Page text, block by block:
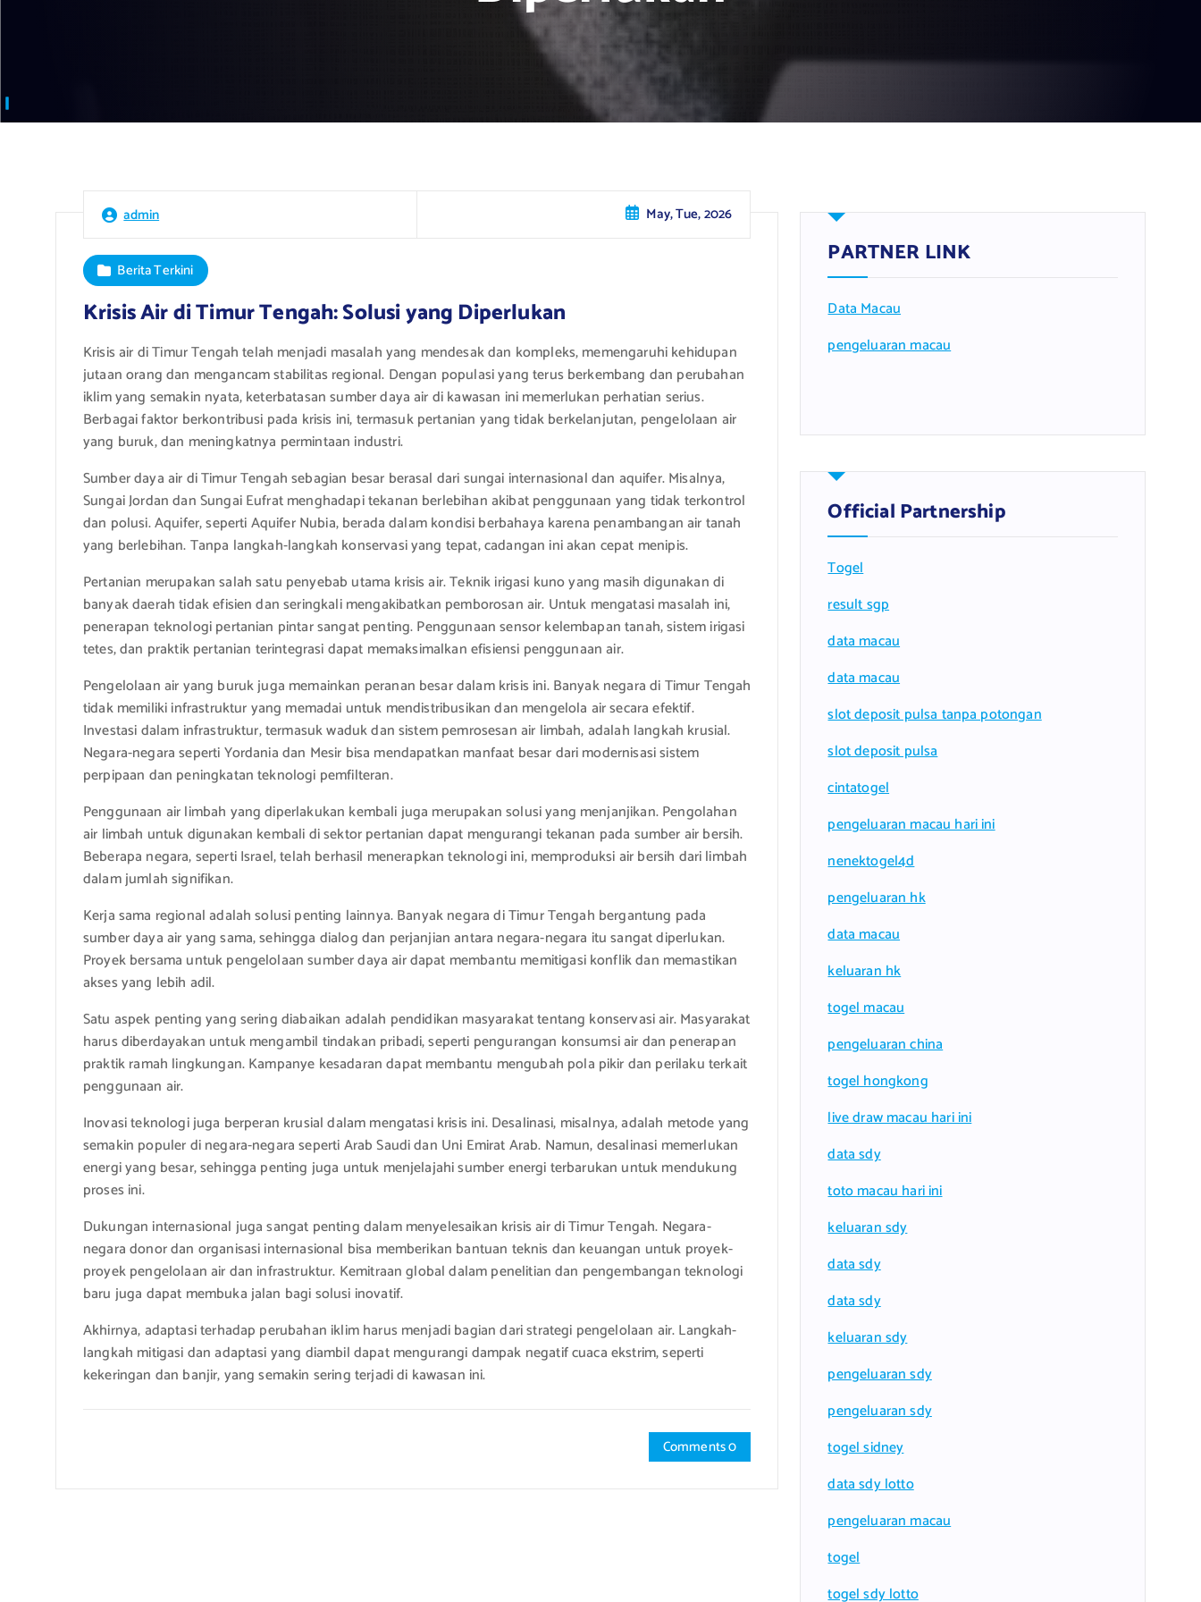
admin May, Tue, 2026
Berita Terkini
Krisis Air di Timur Tengah: Solusi yang Diperlukan
Krisis air di Timur Tengah telah menjadi masalah yang mendesak dan kompleks, memengaruhi kehidupan
jutaan orang dan mengancam stabilitas regional. Dengan populasi yang terus berkembang dan perubahan
iklim yang semakin nyata, keterbatasan sumber daya air di kawasan ini memerlukan perhatian serius.
Berbagai faktor berkontribusi pada krisis ini, termasuk pertanian yang tidak berkelanjutan, pengelolaan air
yang buruk, dan meningkatnya permintaan industri.
Sumber daya air di Timur Tengah sebagian besar berasal dari sungai internasional dan aquifer. Misalnya,
Sungai Jordan dan Sungai Eufrat menghadapi tekanan berlebihan akibat penggunaan yang tidak terkontrol
dan polusi. Aquifer, seperti Aquifer Nubia, berada dalam kondisi berbahaya karena penambangan air tanah
yang berlebihan. Tanpa langkah-langkah konservasi yang tepat, cadangan ini akan cepat menipis.
Pertanian merupakan salah satu penyebab utama krisis air. Teknik irigasi kuno yang masih digunakan di
banyak daerah tidak efisien dan seringkali mengakibatkan pemborosan air. Untuk mengatasi masalah ini,
penerapan teknologi pertanian pintar sangat penting. Penggunaan sensor kelembapan tanah, sistem irigasi
tetes, dan praktik pertanian terintegrasi dapat memaksimalkan efisiensi penggunaan air.
Pengelolaan air yang buruk juga memainkan peranan besar dalam krisis ini. Banyak negara di Timur Tengah
tidak memiliki infrastruktur yang memadai untuk mendistribusikan dan mengelola air secara efektif.
Investasi dalam infrastruktur, termasuk waduk dan sistem pemrosesan air limbah, adalah langkah krusial.
Negara-negara seperti Yordania dan Mesir bisa mendapatkan manfaat besar dari modernisasi sistem
perpipaan dan peningkatan teknologi pemfilteran.
Penggunaan air limbah yang diperlakukan kembali juga merupakan solusi yang menjanjikan. Pengolahan
air limbah untuk digunakan kembali di sektor pertanian dapat mengurangi tekanan pada sumber air bersih.
Beberapa negara, seperti Israel, telah berhasil menerapkan teknologi ini, memproduksi air bersih dari limbah
dalam jumlah signifikan.
Kerja sama regional adalah solusi penting lainnya. Banyak negara di Timur Tengah bergantung pada
sumber daya air yang sama, sehingga dialog dan perjanjian antara negara-negara itu sangat diperlukan.
Proyek bersama untuk pengelolaan sumber daya air dapat membantu memitigasi konflik dan memastikan
akses yang lebih adil.
Satu aspek penting yang sering diabaikan adalah pendidikan masyarakat tentang konservasi air. Masyarakat
harus diberdayakan untuk mengambil tindakan pribadi, seperti pengurangan konsumsi air dan penerapan
praktik ramah lingkungan. Kampanye kesadaran dapat membantu mengubah pola pikir dan perilaku terkait
penggunaan air.
Inovasi teknologi juga berperan krusial dalam mengatasi krisis ini. Desalinasi, misalnya, adalah metode yang
semakin populer di negara-negara seperti Arab Saudi dan Uni Emirat Arab. Namun, desalinasi memerlukan
energi yang besar, sehingga penting juga untuk menjelajahi sumber energi terbarukan untuk mendukung
proses ini.
Dukungan internasional juga sangat penting dalam menyelesaikan krisis air di Timur Tengah. Negara-
negara donor dan organisasi internasional bisa memberikan bantuan teknis dan keuangan untuk proyek-
proyek pengelolaan air dan infrastruktur. Kemitraan global dalam penelitian dan pengembangan teknologi
baru juga dapat membuka jalan bagi solusi inovatif.
Akhirnya, adaptasi terhadap perubahan iklim harus menjadi bagian dari strategi pengelolaan air. Langkah-
langkah mitigasi dan adaptasi yang diambil dapat mengurangi dampak negatif cuaca ekstrim, seperti
kekeringan dan banjir, yang semakin sering terjadi di kawasan ini.
Comments 0
PARTNER LINK
Data Macau
pengeluaran macau
Official Partnership
Togel
result sgp
data macau
data macau
slot deposit pulsa tanpa potongan
slot deposit pulsa
cintatogel
pengeluaran macau hari ini
nenektogel4d
pengeluaran hk
data macau
keluaran hk
togel macau
pengeluaran china
togel hongkong
live draw macau hari ini
data sdy
toto macau hari ini
keluaran sdy
data sdy
data sdy
keluaran sdy
pengeluaran sdy
pengeluaran sdy
togel sidney
data sdy lotto
pengeluaran macau
togel
togel sdy lotto